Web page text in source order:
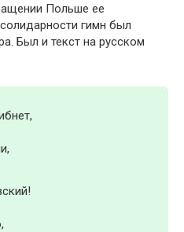
Польше ее
гимн был
Был и текст на русском